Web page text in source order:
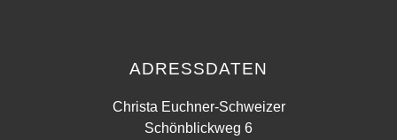
ADRESSDATEN
Christa Euchner-Schweizer
Schönblickweg 6